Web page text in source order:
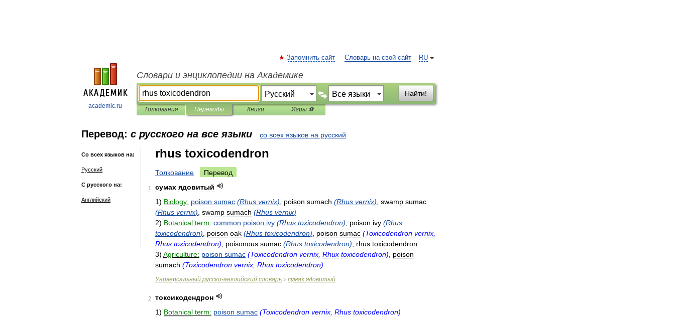
academic.ru
RU
Запомнить сайт Словарь на свой сайт
Словари и энциклопедии на Академике
Найти!
Толкования Переводы Книги Игры ⚽
Перевод: с русского на все языки со всех языков на русский
Со всех языков на:
Русский
С русского на:
Английский
rhus toxicodendron
Толкование Перевод
1 сумах ядовитый
1) Biology: poison sumac (Rhus vernix) poison sumach (Rhus vernix) swamp sumac
(Rhus vernix) swamp sumach (Rhus vernix)
2) Botanical term: common poison ivy (Rhus toxicodendron) poison ivy (Rhus
toxicodendron) poison oak (Rhus toxicodendron) poison sumac (Toxicodendron vernix
Rhus toxicodendron) poisonous sumac (Rhus toxicodendron) rhus toxicodendron
3) Agriculture: poison sumac (Toxicodendron vernix Rhux toxicodendron)
poison
sumach (Toxicodendron vernix Rhux toxicodendron)
Универсальный русско-английский словарь > сумах ядовитый
2
токсикодендрон
1) Botanical term: poison sumac (Toxicodendron vernix Rhus toxicodendron)